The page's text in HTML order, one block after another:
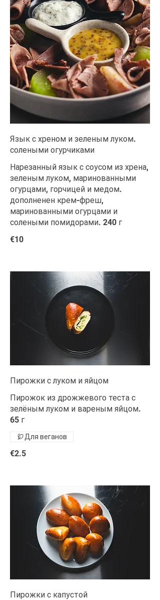
Язык с хреном и зеленым луком.
солеными огурчиками
Нарезанный язык с соусом из хрена,
зеленым луком, маринованными
огурцами, горчицей и медом.
дополненен крем-фреш,
маринованными огурцами и
солеными помидорами. 240 г
€10
Пирожки с луком и яйцом
Пирожок из дрожжевого теста с
зелёным луком и вареным яйцом.
65 г
€2.5
Для веганов
Пирожки с капустой